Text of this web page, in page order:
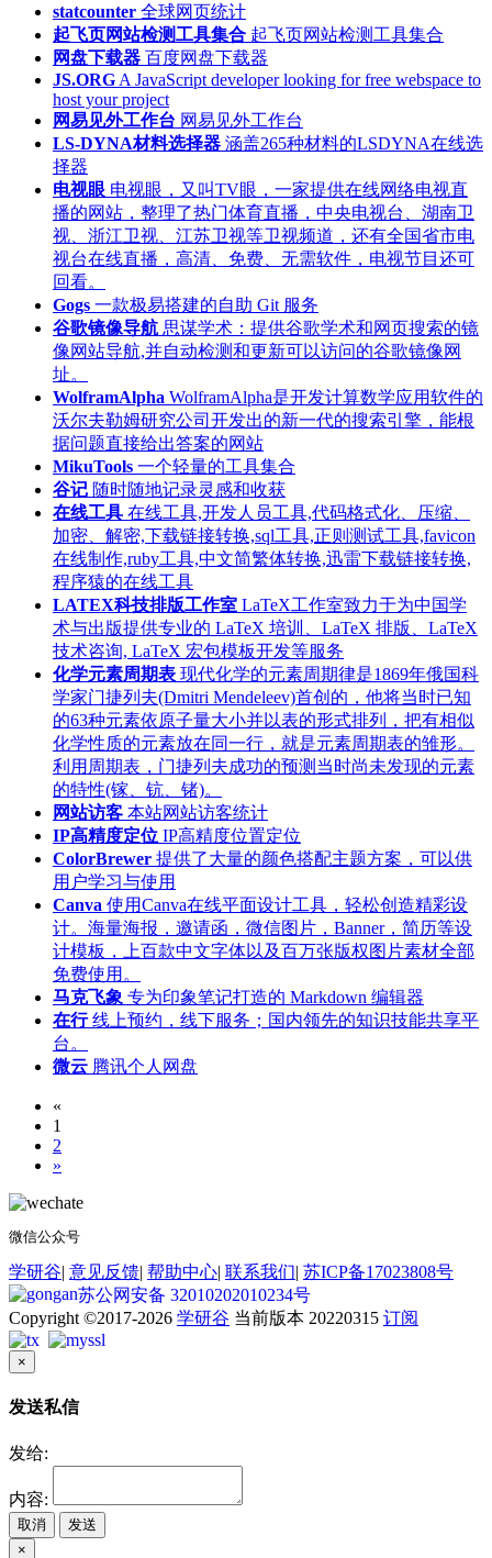
statcounter 全球网页统计
起飞页网站检测工具集合 起飞页网站检测工具集合
网盘下载器 百度网盘下载器
JS.ORG A JavaScript developer looking for free webspace to
host your project
网易见外工作台 网易见外工作台
LS-DYNA材料选择器 涵盖265种材料的LSDYNA在线选
择器
电视眼 电视眼，又叫TV眼，一家提供在线网络电视直
播的网站，整理了热门体育直播，中央电视台、湖南卫
视、浙江卫视、江苏卫视等卫视频道，还有全国省市电
视台在线直播，高清、免费、无需软件，电视节目还可
回看。
Gogs 一款极易搭建的自助 Git 服务
谷歌镜像导航 思谋学术：提供谷歌学术和网页搜索的镜
像网站导航,并自动检测和更新可以访问的谷歌镜像网
址。
WolframAlpha WolframAlpha是开发计算数学应用软件的
沃尔夫勒姆研究公司开发出的新一代的搜索引擎，能根
据问题直接给出答案的网站
MikuTools 一个轻量的工具集合
谷记 随时随地记录灵感和收获
在线工具 在线工具,开发人员工具,代码格式化、压缩、
加密、解密,下载链接转换,sql工具,正则测试工具,favicon
在线制作,ruby工具,中文简繁体转换,迅雷下载链接转换,
程序猿的在线工具
LATEX科技排版工作室 LaTeX工作室致力于为中国学
术与出版提供专业的 LaTeX 培训、LaTeX 排版、LaTeX
技术咨询, LaTeX 宏包模板开发等服务
化学元素周期表 现代化学的元素周期律是1869年俄国科
学家门捷列夫(Dmitri Mendeleev)首创的，他将当时已知
的63种元素依原子量大小并以表的形式排列，把有相似
化学性质的元素放在同一行，就是元素周期表的雏形。
利用周期表，门捷列夫成功的预测当时尚未发现的元素
的特性(镓、钪、锗)。
网站访客 本站网站访客统计
IP高精度定位 IP高精度位置定位
ColorBrewer 提供了大量的颜色搭配主题方案，可以供
用户学习与使用
Canva 使用Canva在线平面设计工具，轻松创造精彩设
计。海量海报，邀请函，微信图片，Banner，简历等设
计模板，上百款中文字体以及百万张版权图片素材全部
免费使用。
马克飞象 专为印象笔记打造的 Markdown 编辑器
在行线上预约，线下服务；国内领先的知识技能共享平
台。
微云 腾讯个人网盘
«
1
2
»
微信公众号
学研谷| 意见反馈| 帮助中心| 联系我们| 苏ICP备17023808号
苏公网安备 32010202010234号
Copyright ©2017-2026 学研谷 当前版本 20220315 订阅
×
发送私信
发给:
内容:
取消
发送
×